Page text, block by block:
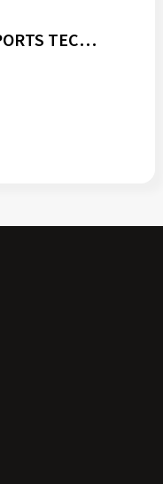
JUNIOR SOFTSHELL SPORTS TECH NECK WARMER